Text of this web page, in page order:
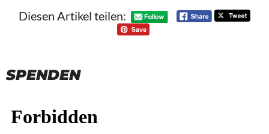
Diesen Artikel teilen:
SPENDEN